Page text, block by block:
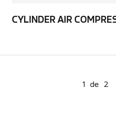
CYLINDER AIR
1 de 2